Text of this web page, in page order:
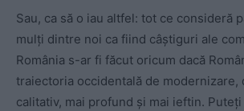
Sau, ca să o iau altfel: tot ce consideră
mulți dintre noi ca fiind câștiguri ale
România s-ar fi făcut oricum dacă
traiectoria occidentală de modernizare,
calitativ, mai profund și mai ieftin.